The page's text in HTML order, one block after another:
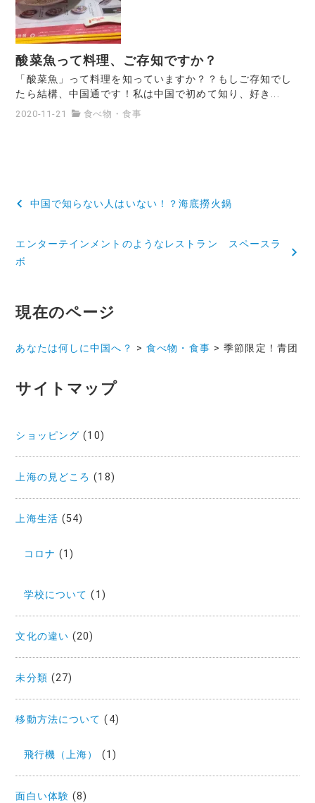
酸菜魚って料理、ご存知ですか？
「酸菜魚」って料理を知っていますか？？もしご存知でし
たら結構、中国通です！私は中国で初めて知り、好き...
2020-11-21 食べ物・食事
投
ナ
シ
ョ
中国で知らない人はいない！？海底撈火鍋
エンターテインメントのようなレストラン スペースラ
ボ
現在のページ
あなたは何しに中国へ？ >食べ物・食事 >季節限定！青团
サイトマップ
ショッピング (10)
上海の見どころ (18)
上海生活 (54)
コロナ (1)
学校について (1)
文化の違い (20)
未分類 (27)
移動方法について (4)
飛行機（上海） (1)
面白い体験 (8)